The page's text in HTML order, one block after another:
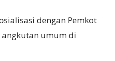
dengan Pemkot
umum di